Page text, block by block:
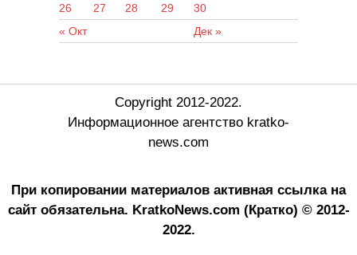
« Окт Дек »
26
27 28 29 30
Copyright 2012-2022.
Информационное агентство kratko-
news.com
При копировании материалов активная ссылка на
сайт обязательна. KratkoNews.com (Кратко) © 2012-
2022.